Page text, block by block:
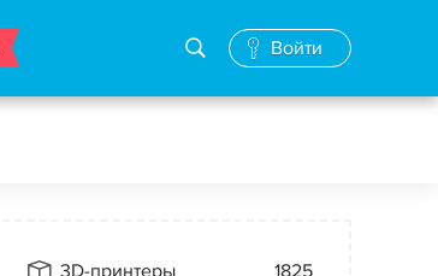
Войти
3D-принтеры 1825